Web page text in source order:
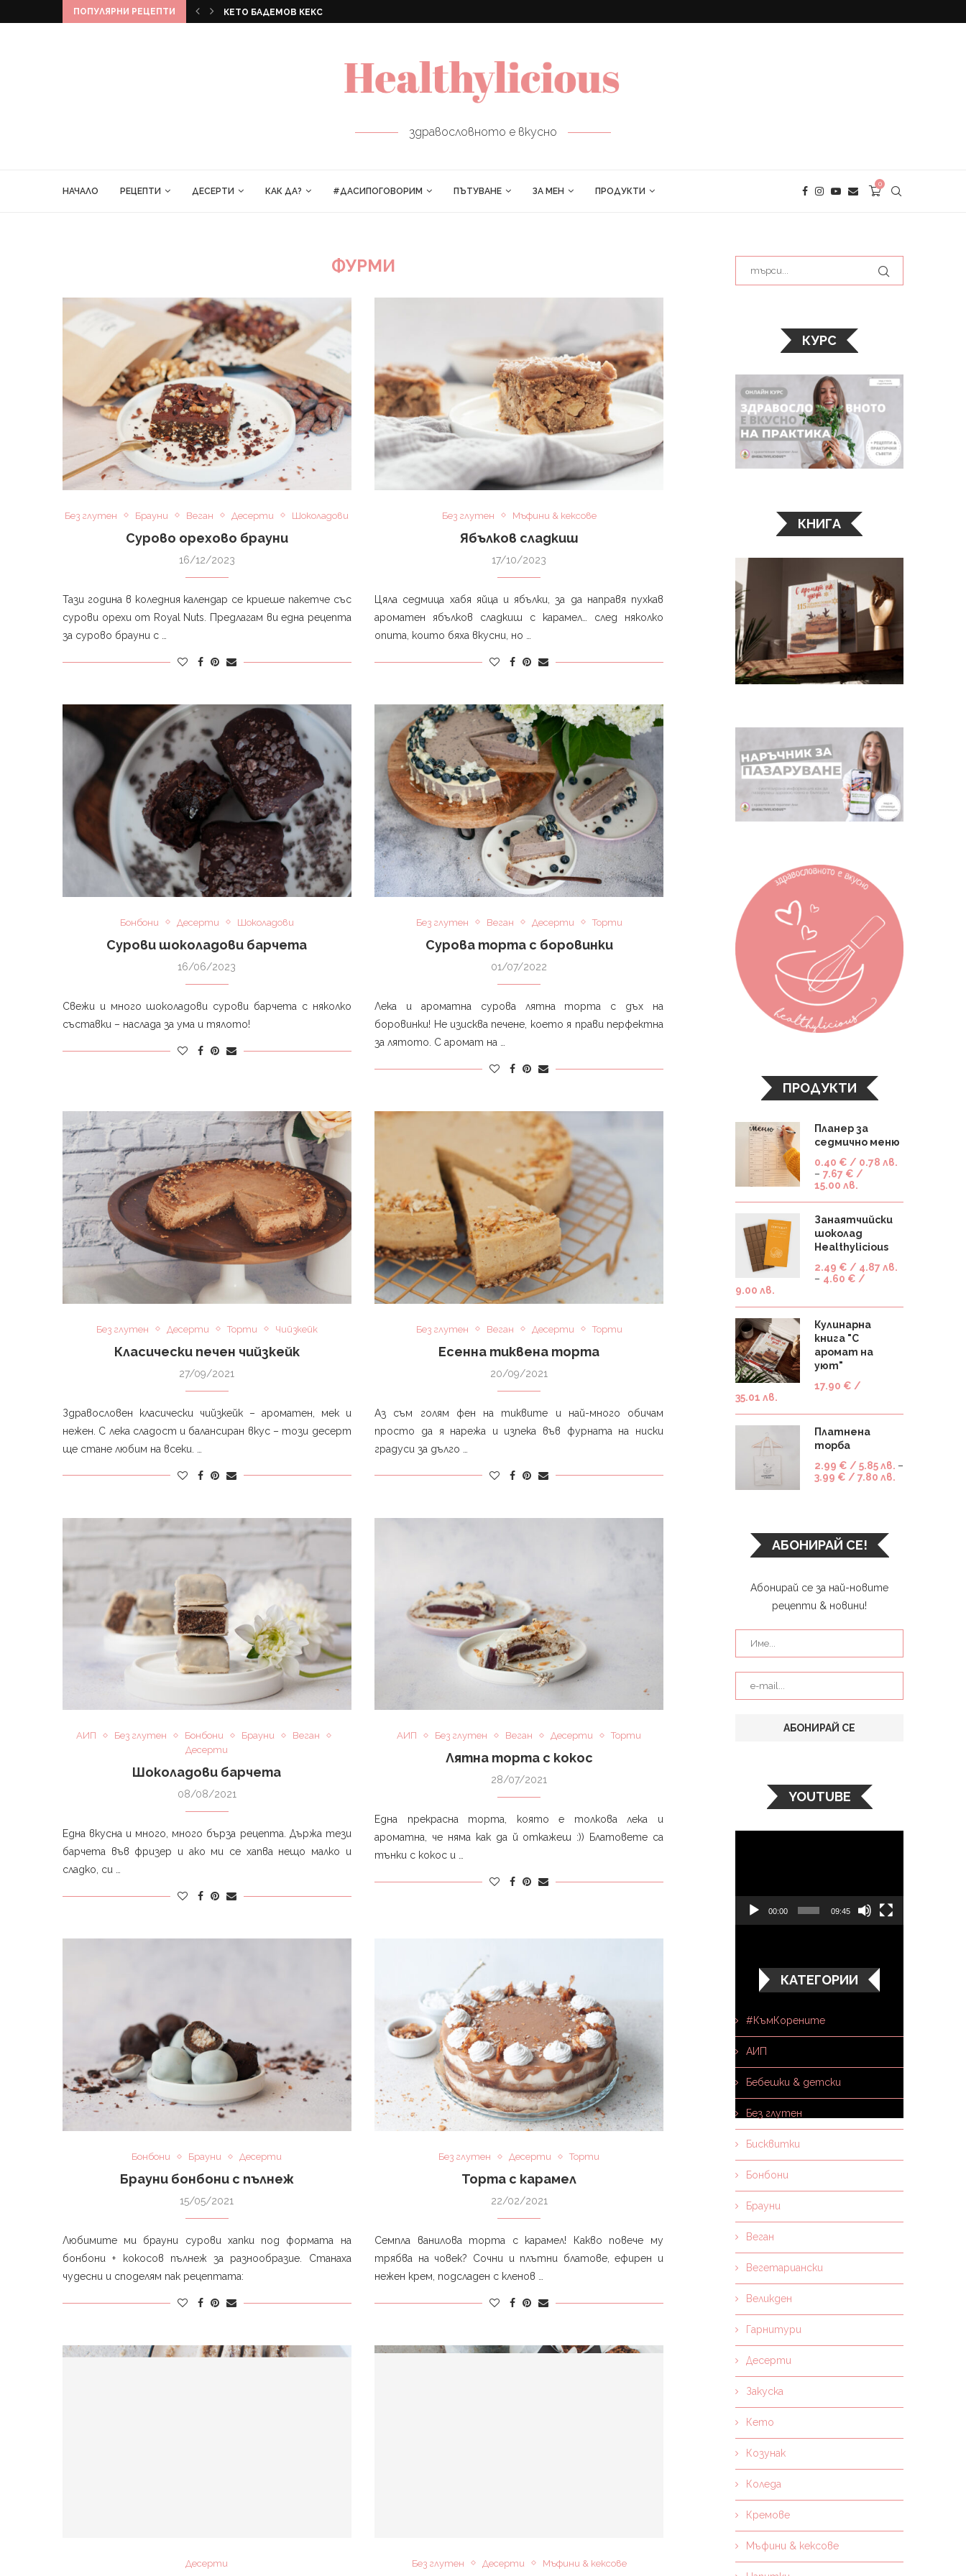
ПОПУЛЯРНИ РЕЦЕПТИ БАНАНОВ ХЛЯБ
здравословното е вкусно
НАЧАЛО РЕЦЕПТИ ДЕСЕРТИ КАК ДА? #ДАСИПОГОВОРИМ ПЪТУВАНЕ ЗА МЕН ПРОДУКТИ
0
ФУРМИ
Без глутен Брауни Веган Десерти Шоколадови
Сурово орехово брауни
16/12/2023
Тази година в коледния календар се криеше пакетче със
сурови орехи от Royal Nuts. Предлагам ви една рецепта
за сурово брауни с …
Без глутен Мъфини & кексове
Ябълков сладкиш
17/10/2023
Цяла седмица хабя яйца и ябълки, за да направя пухкав
ароматен ябълков сладкиш с карамел… след няколко
опита, които бяха вкусни, но …
Бонбони Десерти Шоколадови
Сурови шоколадови барчета
16/06/2023
Свежи и много шоколадови сурови барчета с няколко
съставки – наслада за ума и тялото!
Без глутен Веган Десерти Торти
Сурова торта с боровинки
01/07/2022
Лека и ароматна сурова лятна торта с дъх на
боровинки! Не изисква печене, което я прави перфектна
за лятото. С аромат на …
Без глутен Десерти Торти Чийзкейк
Класически печен чийзкейк
27/09/2021
Здравословен класически чийзкейк – ароматен, мек и
нежен. С лека сладост и балансиран вкус – този десерт
ще стане любим на всеки. …
Без глутен Веган Десерти Торти
Есенна тиквена торта⁣
20/09/2021
Аз съм голям фен на тиквите и най-много обичам
просто да я нарежа и изпека във фурната на ниски
градуси за дълго …
АИП Без глутен Бонбони Брауни
Веган
Десерти
Шоколадови барчета
08/08/2021
Една вкусна и много, много бърза рецепта. Държа тези
барчета във фризер и ако ми се хапва нещо малко и
сладко, си …
АИП Без глутен Веган Десерти Торти
Лятна торта с кокос
28/07/2021
Една прекрасна торта, която е толкова лека и
ароматна, че няма как да й откажеш :)) Блатовете са
тънки с кокос и …
Бонбони Брауни Десерти
Брауни бонбони с пълнеж
15/05/2021
Любимите ми брауни сурови хапки под формата на
бонбони + кокосов пълнеж за разнообразие. Станаха
чудесни и споделям пак рецептата:⁣
Без глутен Десерти Торти
Торта с карамел
22/02/2021
Семпла ванилова торта с карамел! Какво повече му
трябва на човек? Сочни и плътни блатове, ефирен и
нежен крем, подсладен с кленов …
Десерти Без глутен Десерти Мъфини & кексове
КУРС
КНИГА
ПРОДУКТИ
Планер за
седмично меню
0.40 € / 0.78 лв.
– 7.67 € /
15.00 лв.
Занаятчийски
шоколад
Healthylicious
2.49 € / 4.87 лв.
– 4.60 € /
9.00 лв.
Кулинарна
книга "С
аромат на
уют"
17.90 € /
35.01 лв.
Платнена
торба
2.99 € / 5.85 лв. –
3.99 € / 7.80 лв.
АБОНИРАЙ СЕ!
Абонирай се за най-новите
рецепти & новини!
YOUTUBE
00:00 09:45
КАТЕГОРИИ
#КъмКорените
АИП
Бебешки & детски
Без глутен
Бисквитки
Бонбони
Брауни
Веган
Вегетариански
Великден
Гарнитури
Десерти
Закуска
Кето
Козунак
Коледа
Кремове
Мъфини & кексове